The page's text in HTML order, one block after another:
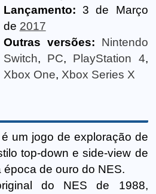
Lançamento: 3 de Março
de 2017
Outras versões:
Nintendo
Switch, PC, PlayStation 4,
Xbox One, Xbox Series X
um jogo de exploração de
top-down e side-view de
de ouro do NES.
do NES de 1988,